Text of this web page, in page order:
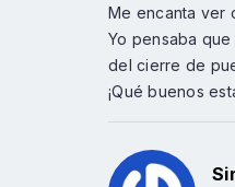
Me encanta ver
Yo pensaba
del cierre de
¡Qué buenos